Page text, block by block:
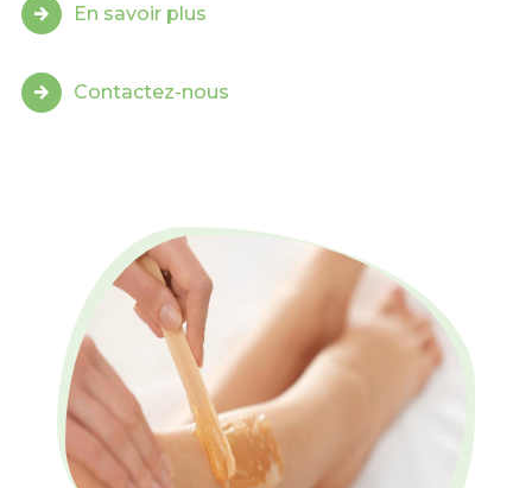
En savoir plus
Contactez-nous